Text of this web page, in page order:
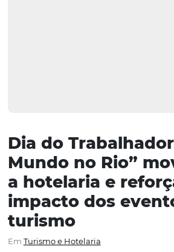
Dia do
Mundo no Rio”
a hotelaria e